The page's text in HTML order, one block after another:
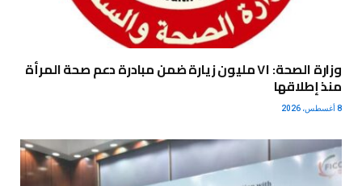
وزارة الصحة: ٧١ مليون زيارة ضمن مبادرة دعم صحة المرأة
منذ إطلاقها
8 أغسطس، 2026